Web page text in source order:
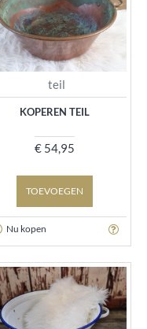
teil
KOPEREN TEIL
€ 54,95
TOEVOEGEN
Nu kopen